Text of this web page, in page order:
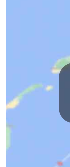
Leeuwarden
Waddeneilanden
-
Schiermonnikoog
-